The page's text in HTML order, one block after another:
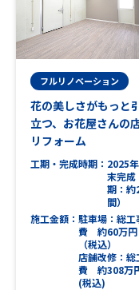
フルリノベーション
花の美しさがもっと
立つ、お花屋さんの
リフォーム
工期・完成時期
2025
末完成
期：約
間）
施工金額
駐車場：総工
費 約60万円
（税込）
店舗改修：総
費 約308万
(税込)